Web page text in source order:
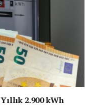
2.900 kWh